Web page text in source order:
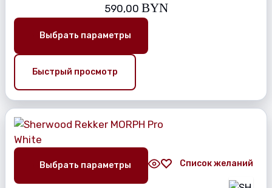
590,00 BYN
Выбрать параметры
Быстрый просмотр
Выбрать параметры Список желаний